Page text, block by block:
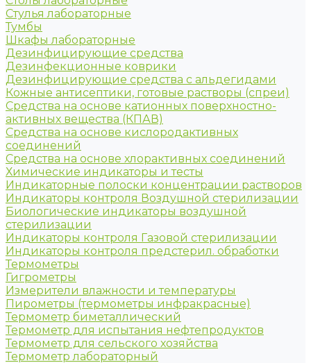
Стулья лабораторные
Тумбы
Шкафы лабораторные
Дезинфицирующие средства
Дезинфекционные коврики
Дезинфицирующие средства с альдегидами
Кожные антисептики, готовые растворы (спреи)
Средства на основе катионных поверхностно-
активных вещества (КПАВ)
Средства на основе кислородактивных
соединений
Средства на основе хлорактивных соединений
Химические индикаторы и тесты
Индикаторные полоски концентрации растворов
Индикаторы контроля Воздушной стерилизации
Биологические индикаторы воздушной
стерилизации
Индикаторы контроля Газовой стерилизации
Индикаторы контроля предстерил. обработки
Термометры
Гигрометры
Измерители влажности и температуры
Пирометры (термометры инфракрасные)
Термометр биметаллический
Термометр для испытания нефтепродуктов
Термометр для сельского хозяйства
Термометр лабораторный